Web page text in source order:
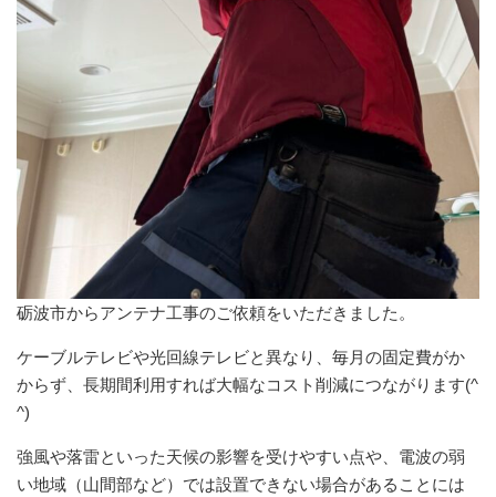
砺波市からアンテナ工事のご依頼をいただきました。
ケーブルテレビや光回線テレビと異なり、毎月の固定費がか
からず、長期間利用すれば大幅なコスト削減につながります(^
^)
強風や落雷といった天候の影響を受けやすい点や、電波の弱
い地域（山間部など）では設置できない場合があることには